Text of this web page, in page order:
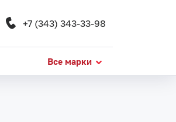
+7 (343) 343-33-98
Все марки